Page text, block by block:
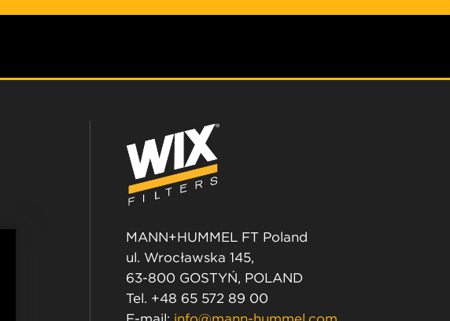
MANN+HUMMEL FT Poland
ul. Wrocławska 145,
63-800 GOSTYŃ, POLAND
Tel. +48 65 572 89 00